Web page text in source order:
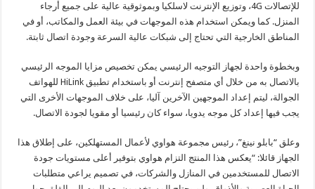
للإتصالات 4G، وتوزيع الإنترنت لاسلكيا وبموثوقية عالية على جميع أرجاء
المنزل. كما ويمكن استخدام هذه الموجهات في بيئة العمل والمكاتب، أو في
المناطق الخارجية التي تحتاج إلى شبكات عالية السرعة وجودة اتصال ثابتة.
وبخطوة واحدة لجهاز التوجيه الرئيسي يمكن تخصيص مزايا الموجه الرئيسي
بالاتصال به من خلال أي متصفح إنترنت أو باستخدام تطبيق HiLink للهواتف
الجوالة، ليتم إعداد الموجهين الآخرين آليا، على خلاف الموجهات الأخرى التي
يجب فيها إعداد كل موجه يدويا، سواء كان رئيسيا أو مقويا لجودة الاتصال.
وعلق “بابلو نينغ”، رئيس مجموعة هواوي لأعمال المستهلكين، على إطلاق هذا
الجهاز قائلا: “يعكس هذا المنتج التزام هواوي بتوفير أعلى مستويات جودة
الاتصال للمستخدمين في المنازل والشركات، في تصميم يراعي متطلبات